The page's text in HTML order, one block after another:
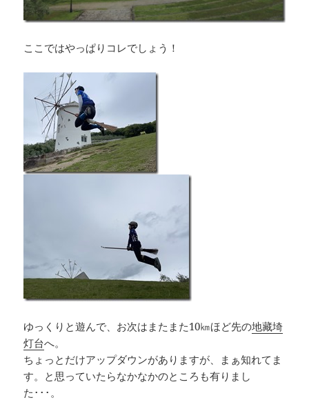
ここではやっぱりコレでしょう！
ゆっくりと遊んで、お次はまたまた10㎞ほど先の地藏埼
灯台へ。
ちょっとだけアップダウンがありますが、まぁ知れてま
す。と思っていたらなかなかのところも有りまし
た･･･。